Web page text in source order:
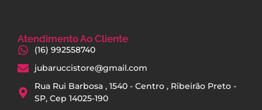
Atendimento Ao Cliente
(16) 992558740
jubaruccistore@gmail.com
Rua Rui Barbosa , 1540 - Centro , Ribeirão Preto -
SP, Cep 14025-190